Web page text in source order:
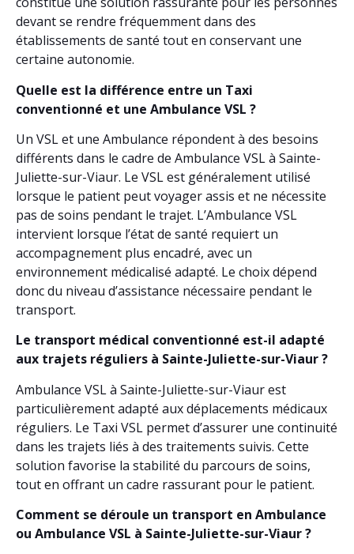
devant se rendre fréquemment dans des
établissements de santé tout en conservant une
certaine autonomie.
Quelle est la différence entre un Taxi
conventionné et une Ambulance VSL ?
Un VSL et une Ambulance répondent à des besoins
différents dans le cadre de Ambulance VSL à Sainte-
Juliette-sur-Viaur. Le VSL est généralement utilisé
lorsque le patient peut voyager assis et ne nécessite
pas de soins pendant le trajet. L’Ambulance VSL
intervient lorsque l’état de santé requiert un
accompagnement plus encadré, avec un
environnement médicalisé adapté. Le choix dépend
donc du niveau d’assistance nécessaire pendant le
transport.
Le transport médical conventionné est-il adapté
aux trajets réguliers à Sainte-Juliette-sur-Viaur ?
Ambulance VSL à Sainte-Juliette-sur-Viaur est
particulièrement adapté aux déplacements médicaux
réguliers. Le Taxi VSL permet d’assurer une continuité
dans les trajets liés à des traitements suivis. Cette
solution favorise la stabilité du parcours de soins,
tout en offrant un cadre rassurant pour le patient.
Comment se déroule un transport en Ambulance
ou Ambulance VSL à Sainte-Juliette-sur-Viaur ?